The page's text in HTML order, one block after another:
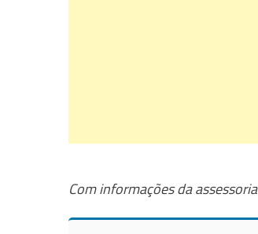
Com informações da assessoria